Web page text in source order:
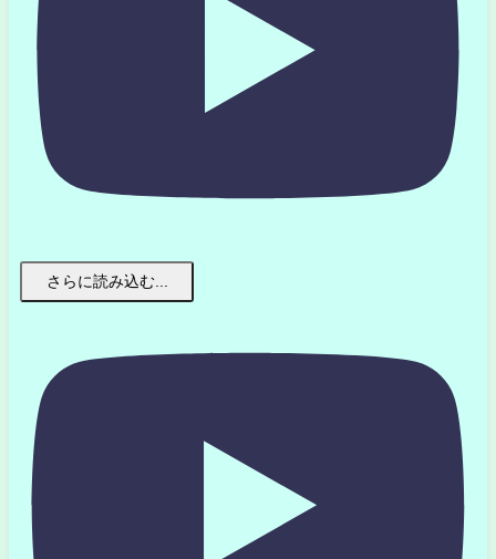
さらに読み込む...